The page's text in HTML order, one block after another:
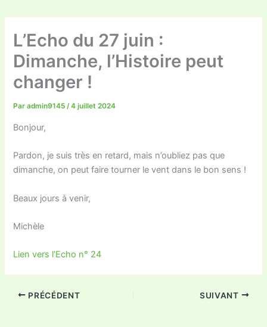
L’Echo du 27 juin :
Dimanche, l’Histoire peut
changer !
Paradmin9145/4 juillet 2024
Bonjour,
Pardon, je suis très en retard, mais n’oubliez pas que
dimanche, on peut faire tourner le vent dans le bon sens !
Beaux jours à venir,
Michèle
Lien vers l’Echo n° 24
PRÉCÉDENT SUIVANT